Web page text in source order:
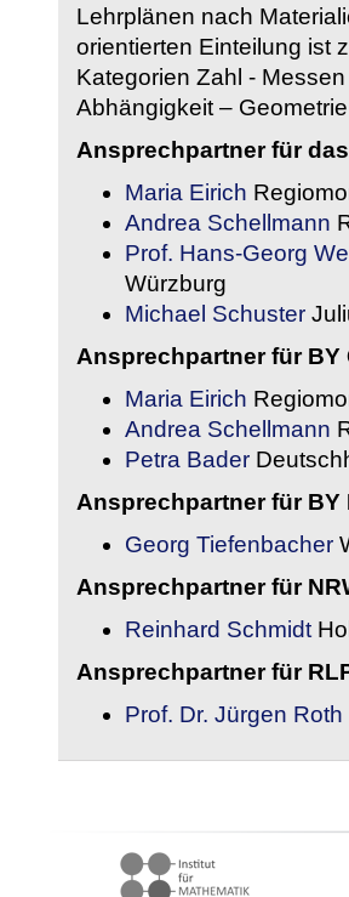
Lehrplänen nach
orientierten Einteilung ist
Kategorien Zahl -
Abhängigkeit –
Ansprechpartner für
Maria Eirich
Andrea Schellmann
Prof. Hans-Georg
Würzburg
Michael Schuster
Ansprechpartner für BY
Maria Eirich
Andrea Schellmann
Petra Bader
Ansprechpartner für BY
Georg Tiefenbacher
Ansprechpartner für
Reinhard Schmidt
Ansprechpartner für
Prof. Dr. Jürgen Roth